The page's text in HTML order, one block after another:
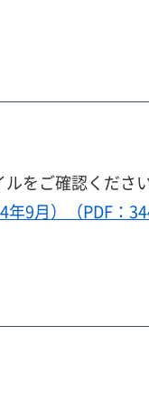
をご確認ください
9月）（PDF：